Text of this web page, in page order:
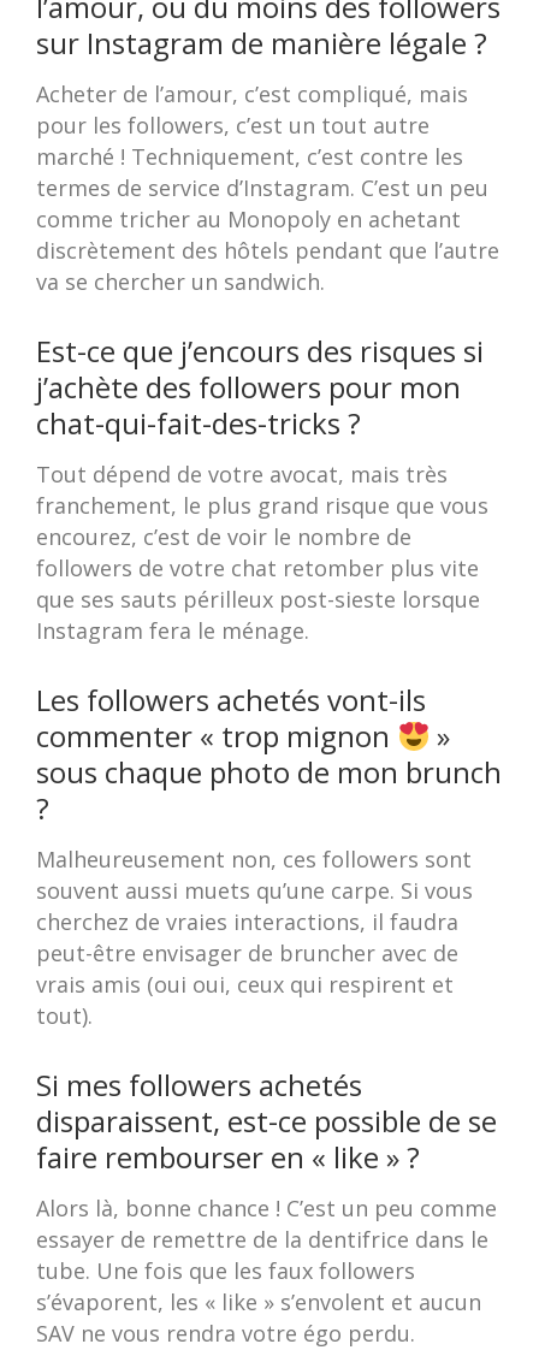
sur Instagram de manière légale ?
Acheter de l’amour, c’est compliqué, mais
pour les followers, c’est un tout autre
marché ! Techniquement, c’est contre les
termes de service d’Instagram. C’est un peu
comme tricher au Monopoly en achetant
discrètement des hôtels pendant que l’autre
va se chercher un sandwich.
Est-ce que j’encours des risques si
j’achète des followers pour mon
chat-qui-fait-des-tricks ?
Tout dépend de votre avocat, mais très
franchement, le plus grand risque que vous
encourez, c’est de voir le nombre de
followers de votre chat retomber plus vite
que ses sauts périlleux post-sieste lorsque
Instagram fera le ménage.
Les followers achetés vont-ils
commenter « trop mignon
»
sous chaque photo de mon brunch
?
Malheureusement non, ces followers sont
souvent aussi muets qu’une carpe. Si vous
cherchez de vraies interactions, il faudra
peut-être envisager de bruncher avec de
vrais amis (oui oui, ceux qui respirent et
tout).
Si mes followers achetés
disparaissent, est-ce possible de se
faire rembourser en « like » ?
Alors là, bonne chance ! C’est un peu comme
essayer de remettre de la dentifrice dans le
tube. Une fois que les faux followers
s’évaporent, les « like » s’envolent et aucun
SAV ne vous rendra votre égo perdu.